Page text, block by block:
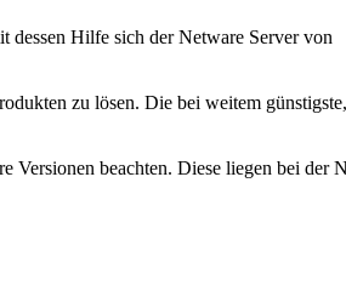
Hilfe sich der Netware Server von
zu lösen. Die bei weitem
Versionen beachten. Diese liegen bei der